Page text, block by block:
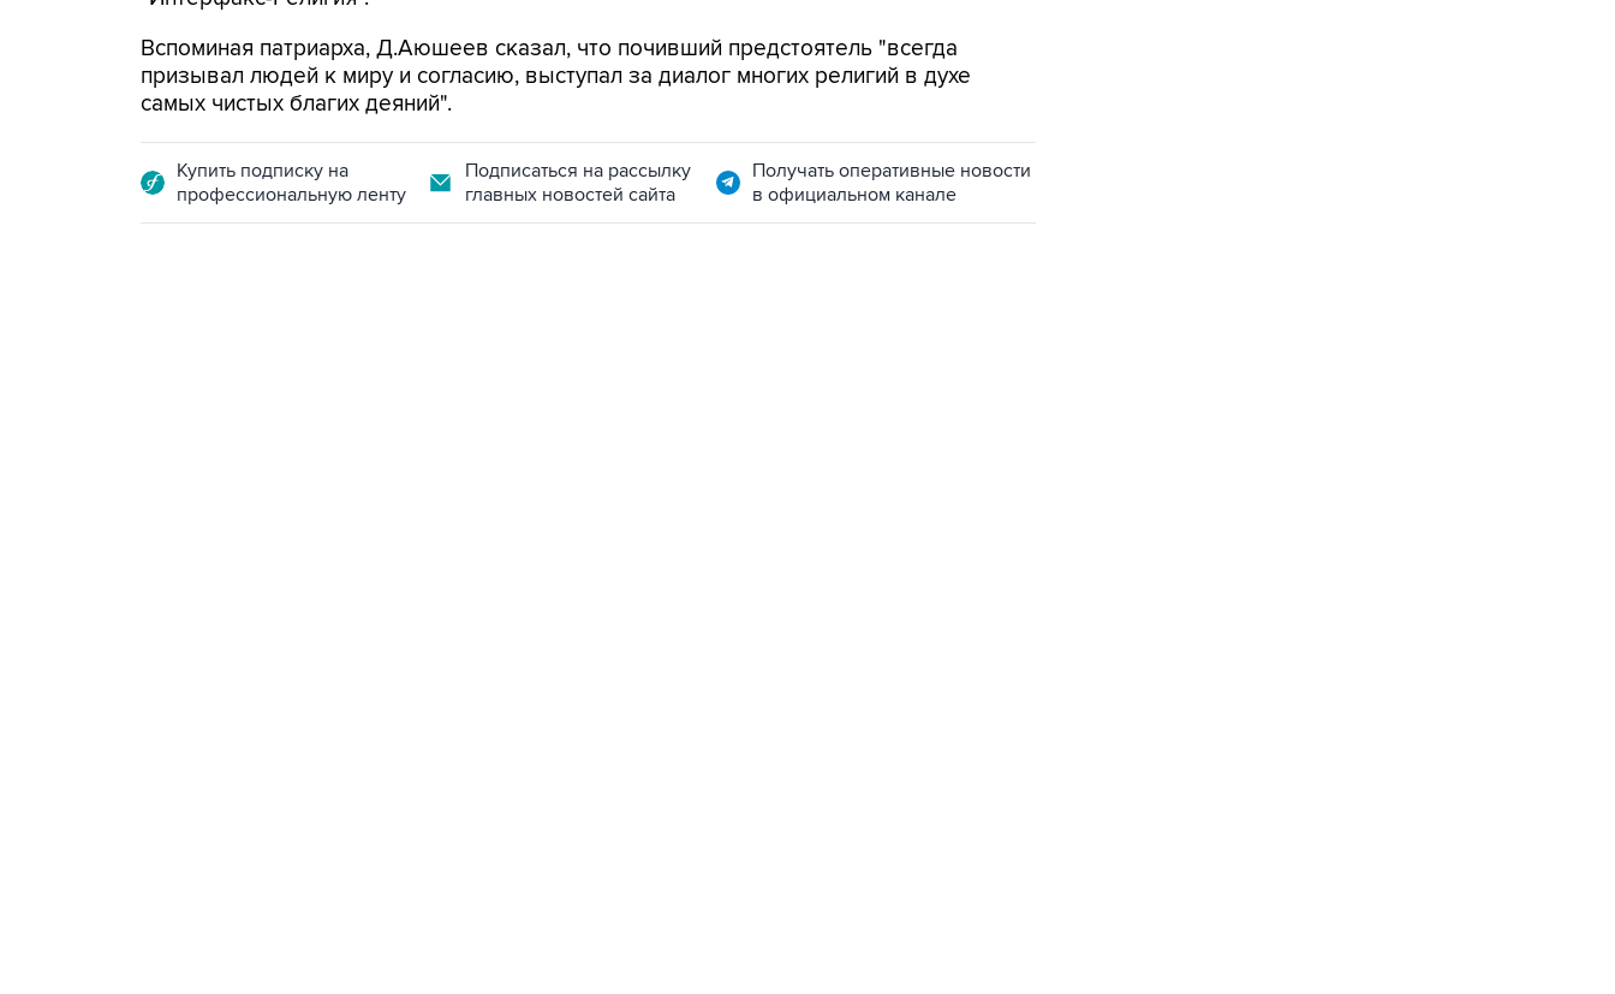
Вспоминая патриарха, Д.Аюшеев сказал, что почивший предстоятель "всегда
призывал людей к миру и согласию, выступал за диалог многих религий в духе
самых чистых благих деяний".
Купить подписку на
профессиональную ленту
Подписаться на рассылку
главных новостей сайта
Получать оперативные новости
в официальном канале